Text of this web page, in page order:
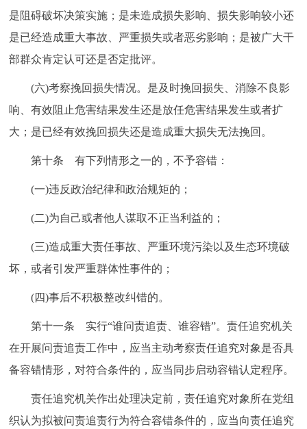
是阻碍破坏决策实施；是未造成损失影响、损失影响较小还
是已经造成重大事故、严重损失或者恶劣影响；是被广大干
部群众肯定认可还是否定批评。
(六)考察挽回损失情况。是及时挽回损失、消除不良影
响、有效阻止危害结果发生还是放任危害结果发生或者扩
大；是已经有效挽回损失还是造成重大损失无法挽回。
第十条 有下列情形之一的，不予容错：
(一)违反政治纪律和政治规矩的；
(二)为自己或者他人谋取不正当利益的；
(三)造成重大责任事故、严重环境污染以及生态环境破
坏，或者引发严重群体性事件的；
(四)事后不积极整改纠错的。
第十一条 实行“谁问责追责、谁容错”。责任追究机关
在开展问责追责工作中，应当主动考察责任追究对象是否具
备容错情形，对符合条件的，应当同步启动容错认定程序。
责任追究机关作出处理决定前，责任追究对象所在党组
织认为拟被问责追责行为符合容错条件的，应当向责任追究